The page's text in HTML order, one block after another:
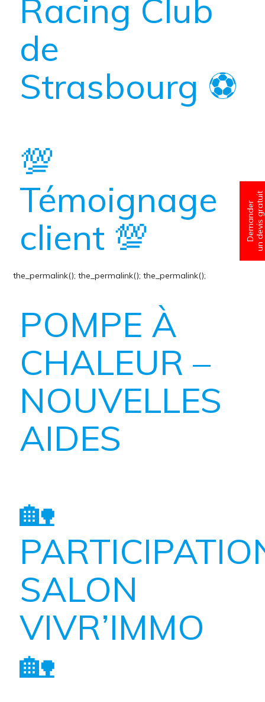
Demanderun devis gratuit
Racing Club
de
Strasbourg ⚽
💯
Témoignage
client 💯
the_permalink();
POMPE À
CHALEUR –
NOUVELLES
AIDES
the_permalink();
🏡
SALON
VIVR’IMMO
🏡
the_permalink();